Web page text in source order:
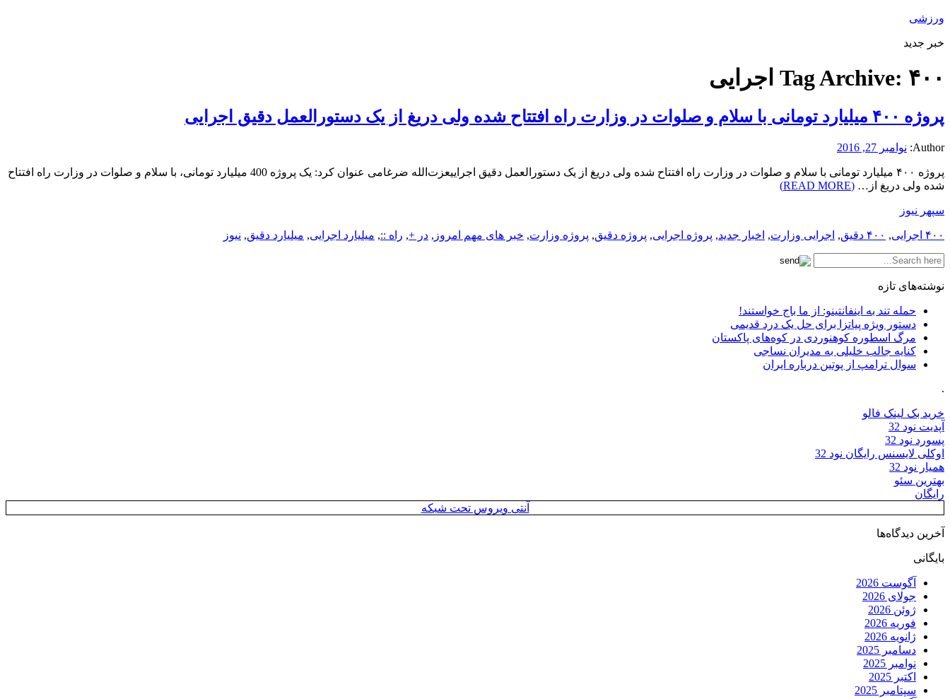
ورزشی
خبر جدید
Tag Archive: ۴۰۰ اجرایی
پروژه ۴۰۰ میلیارد تومانی با سلام و صلوات در وزارت راه افتتاح شده ولی دریغ از یک دستورالعمل دقیق اجرایی
Author: نوامبر 27, 2016
پروژه ۴۰۰ میلیارد تومانی با سلام و صلوات در وزارت راه افتتاح شده ولی دریغ از یک دستورالعمل دقیق اجراییعزت‌الله ضرغامی عنوان کرد: یک پروژه 400 میلیارد تومانی، با سلام و صلوات در وزارت راه افتتاح
شده ولی دریغ از… (READ MORE)
سپهر نیوز
۴۰۰ اجرایی , ۴۰۰ دقیق , اجرایی وزارت, اخبار جدید, پروژه اجرایی, پروژه دقیق, پروژه وزارت, خبر های مهم امروز , در +, راه ::, میلیارد اجرایی, میلیارد دقیق, نیوز
نوشته‌های تازه
حمله تند به اینفانتینو: از ما باج خواستند!
دستور ویژه پیاتزا برای حل یک درد قدیمی
مرگ اسطوره کوهنوردی در کوه‌های پاکستان
کنایه جالب خلیلی به مدیران نساجی
سوال ترامپ از پوتین درباره ایران
.
خرید بک لینک فالو
آپدیت نود 32
پسورد نود 32
اوکلی لایسنس رایگان نود 32
همیار نود 32
بهترین سئو
رایگان
آنتی ویروس تحت شبکه
آخرین دیدگاه‌ها
بایگانی
آگوست 2026
جولای 2026
ژوئن 2026
فوریه 2026
ژانویه 2026
دسامبر 2025
نوامبر 2025
اکتبر 2025
سپتامبر 2025